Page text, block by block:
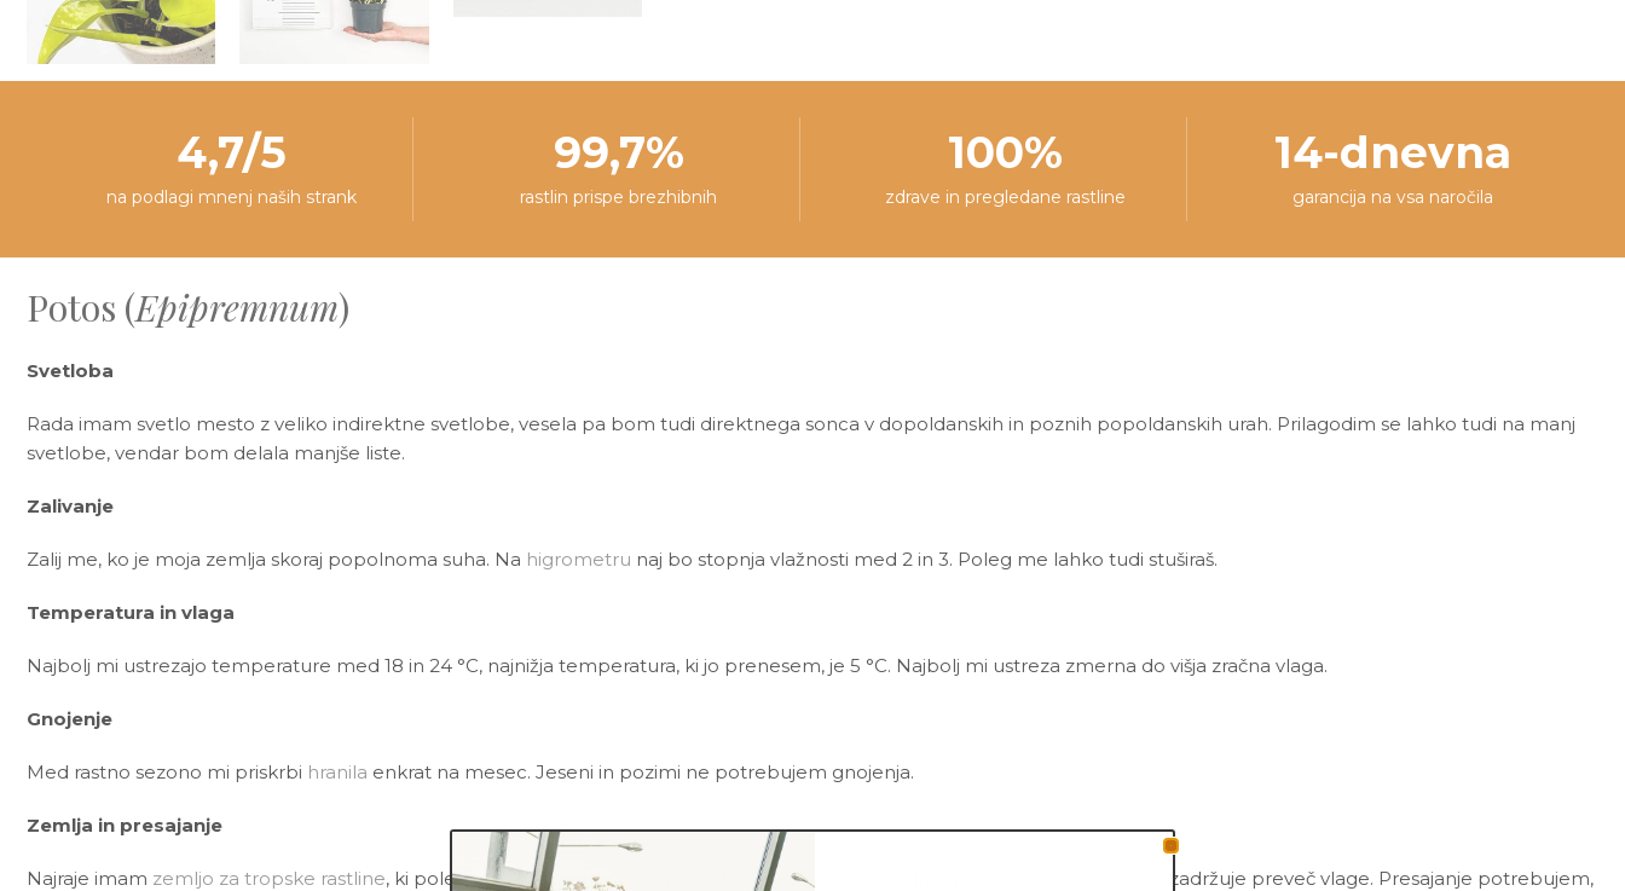
4,7/5
na podlagi mnenj naših strank
99,7%
rastlin prispe brezhibnih
100%
zdrave in pregledane rastline
14-dnevna
garancija na vsa naročila
Potos (Epipremnum)
Svetloba
Rada imam svetlo mesto z veliko indirektne svetlobe, vesela pa bom tudi direktnega sonca v dopoldanskih in poznih popoldanskih urah. Prilagodim se lahko tudi na manj
svetlobe, vendar bom delala manjše liste.
Zalivanje
Zalij me, ko je moja zemlja skoraj popolnoma suha. Na higrometru naj bo stopnja vlažnosti med 2 in 3. Poleg me lahko tudi stuširaš.
Temperatura in vlaga
Najbolj mi ustrezajo temperature med 18 in 24 °C, najnižja temperatura, ki jo prenesem, je 5 °C. Najbolj mi ustreza zmerna do višja zračna vlaga.
Gnojenje
Med rastno sezono mi priskrbi hranila enkrat na mesec. Jeseni in pozimi ne potrebujem gnojenja.
Zemlja in presajanje
Najraje imam zemljo za tropske rastline, ki poleg črne šote vsebuje še perlit, lubje, kokosovo šoto in oglje. Zato je zračna in ne zadržuje preveč vlage. Presajanje potrebujem,